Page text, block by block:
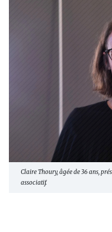
Claire Thoury, âgée de 36 ans,
associatif.